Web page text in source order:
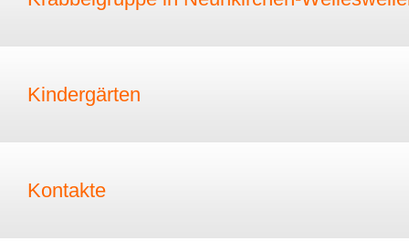
Kindergärten
Kontakte